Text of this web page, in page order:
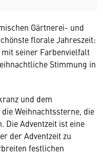
Gärtnerei- und
florale Jahreszeit:
seiner Farbenvielfalt
Stimmung in
und dem
Weihnachtssterne, die
Die Adventzeit ist eine
der Adventzeit zu
festlichen